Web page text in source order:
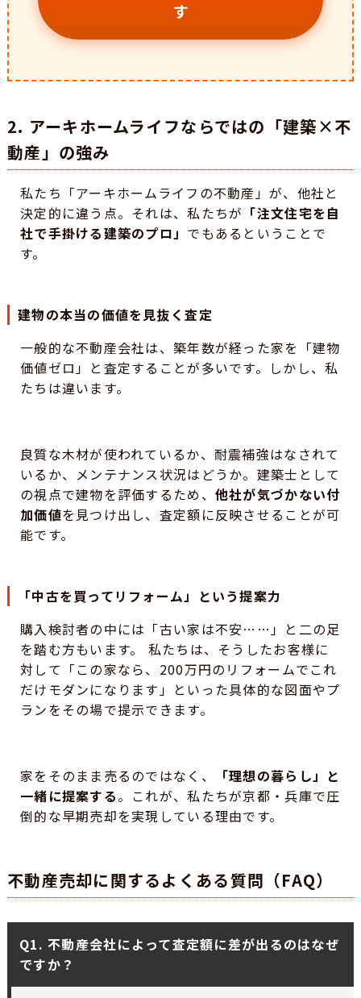
す
2. アーキホームライフならではの「建築×不
動産」の強み
私たち「アーキホームライフの不動産」が、他社と
決定的に違う点。それは、私たちが 「注文住宅を自
社で手掛ける建築のプロ」 でもあるということで
す。
建物の本当の価値を見抜く査定
一般的な不動産会社は、築年数が経った家を「建物
価値ゼロ」と査定することが多いです。しかし、私
たちは違います。
良質な木材が使われているか、耐震補強はなされて
いるか、メンテナンス状況はどうか。建築士として
の視点で建物を評価するため、 他社が気づかない付
加価値を見つけ出し、査定額に反映させることが可
能です。
「中古を買ってリフォーム」という提案力
購入検討者の中には「古い家は不安……」と二の足
を踏む方もいます。 私たちは、そうしたお客様に
対して「この家なら、200万円のリフォームでこれ
だけモダンになります」といった具体的な図面やプ
ランをその場で提示できます。
家をそのまま売るのではなく、
「理想の暮らし」と
一緒に提案する。これが、私たちが京都・兵庫で圧
倒的な早期売却を実現している理由です。
不動産売却に関するよくある質問（FAQ）
Q1. 不動産会社によって査定額に差が出るのはなぜ
ですか？